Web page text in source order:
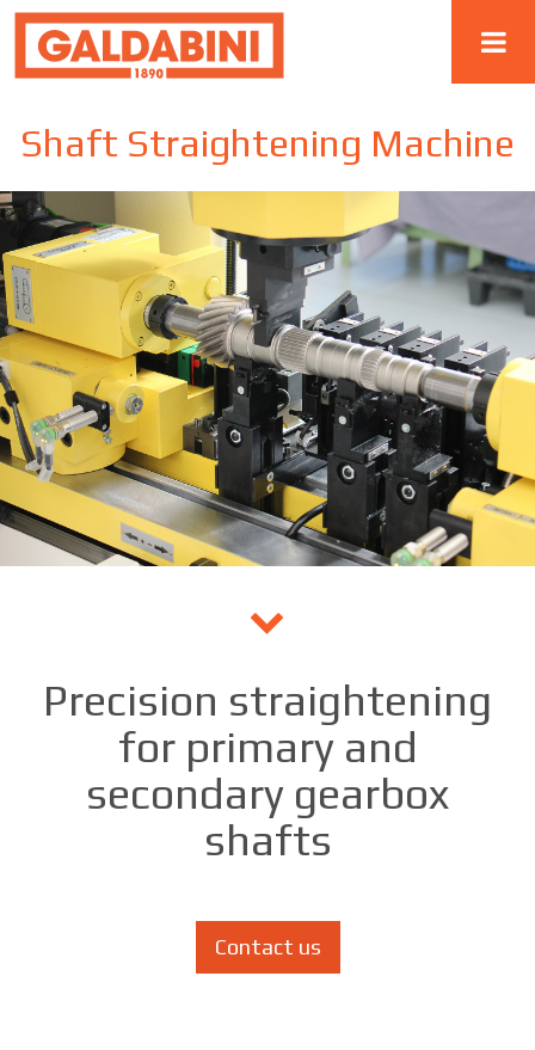
Shaft Straightening Machine
Precision straightening
for primary and
secondary gearbox
shafts
Contact us